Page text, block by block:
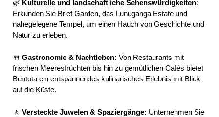
🌿 Kulturelle und landschaftliche Sehenswürdigkeiten:
Erkunden Sie Brief Garden, das Lunuganga Estate und
nahegelegene Tempel, um einen Hauch von Geschichte und
Natur zu erleben.
🍴 Gastronomie & Nachtleben: Von Restaurants mit
frischen Meeresfrüchten bis hin zu gemütlichen Cafés bietet
Bentota ein entspannendes kulinarisches Erlebnis mit Blick
auf die Küste.
🚶 Versteckte Juwelen & Spaziergänge: Unternehmen Sie